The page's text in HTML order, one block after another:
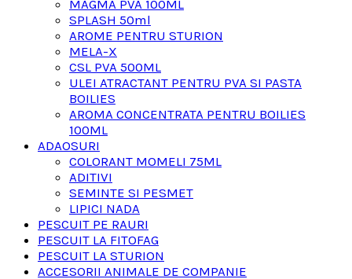
MAGMA PVA 100ML
SPLASH 50ml
AROME PENTRU STURION
MELA-X
CSL PVA 500ML
ULEI ATRACTANT PENTRU PVA SI PASTA
BOILIES
AROMA CONCENTRATA PENTRU BOILIES
100ML
ADAOSURI
COLORANT MOMELI 75ML
ADITIVI
SEMINTE SI PESMET
LIPICI NADA
PESCUIT PE RAURI
PESCUIT LA FITOFAG
PESCUIT LA STURION
ACCESORII ANIMALE DE COMPANIE